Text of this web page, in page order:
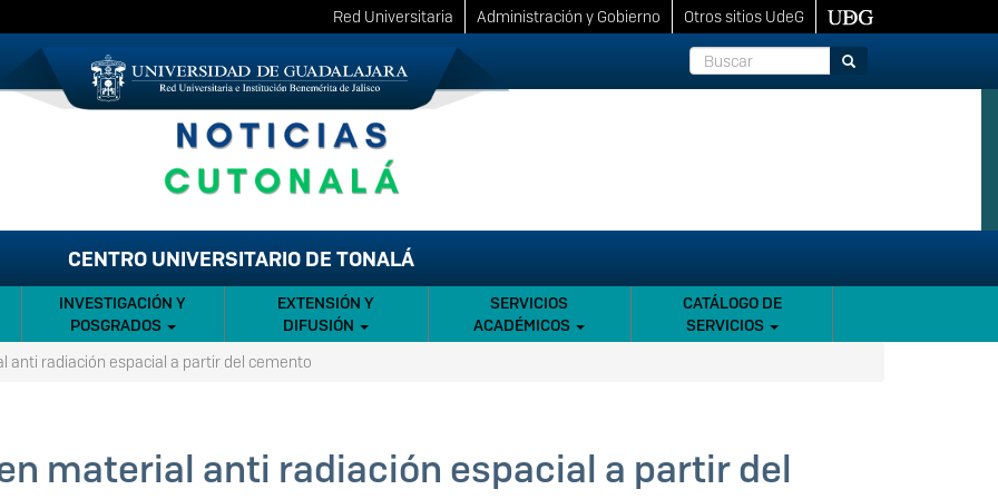
Red Universitaria Administración y Gobierno
Otros sitios UdeG
Buscar
Buscar
CENTRO UNIVERSITARIO DE TONALÁ
INVESTIGACIÓN Y
POSGRADOS
EXTENSIÓN Y
DIFUSIÓN
SERVICIOS
ACADÉMICOS
CATÁLOGO DE
SERVICIOS
anti radiación espacial a partir del cemento
material anti radiación espacial a partir del